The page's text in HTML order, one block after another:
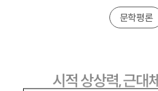
문학평론
시적 상상력, 근대